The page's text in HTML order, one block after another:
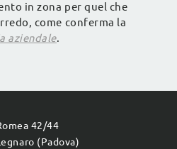
in zona per quel che
come conferma la
aziendale.
42/44
(Padova)